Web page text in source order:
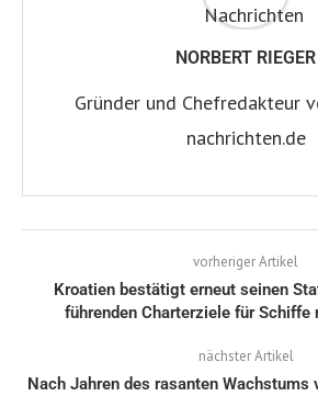
NORBERT RIEGER
Gründer und Chefredakteur
nachrichten.de
vorheriger Artikel
Kroatien bestätigt erneut seinen
führenden Charterziele für Schiffe
nächster Artikel
Nach Jahren des rasanten